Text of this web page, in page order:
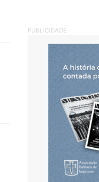
PUBLICIDADE